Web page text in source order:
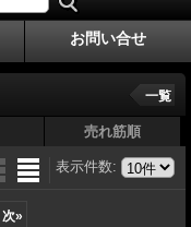
お問い合せ
一覧
売れ筋順
表示件数:
次»